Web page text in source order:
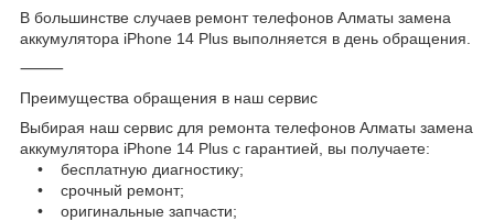
В большинстве случаев ремонт телефонов Алматы замена
аккумулятора iPhone 14 Plus выполняется в день обращения.
⸻
Преимущества обращения в наш сервис
Выбирая наш сервис для ремонта телефонов Алматы замена
аккумулятора iPhone 14 Plus с гарантией, вы получаете:
• бесплатную диагностику;
• срочный ремонт;
• оригинальные запчасти;